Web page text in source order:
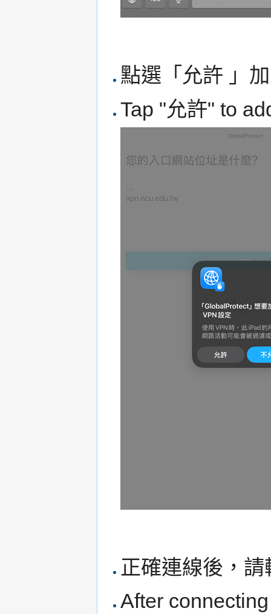
點選「允許 」
Tap "允許" to
正確連線後，
After